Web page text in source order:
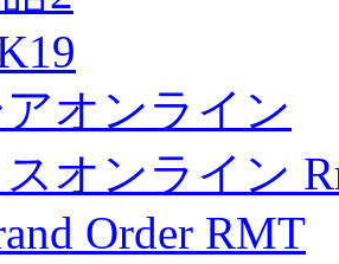
オンライン
オンライン
Order RMT